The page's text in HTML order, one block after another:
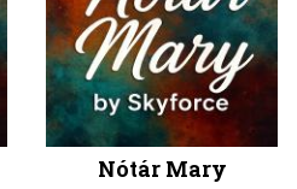
Nótár Mary